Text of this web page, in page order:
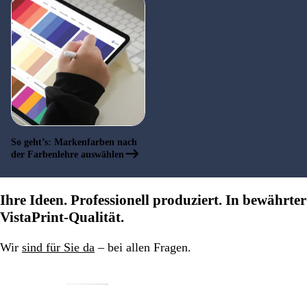
So geht’s: Markenfarben nach
der Farbenlehre auswählen
Ihre Ideen. Professionell produziert. In bewährter
VistaPrint-Qualität.
Wir sind für Sie da – bei allen Fragen.